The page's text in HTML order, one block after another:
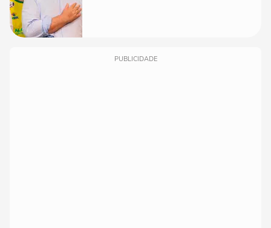
PUBLICIDADE